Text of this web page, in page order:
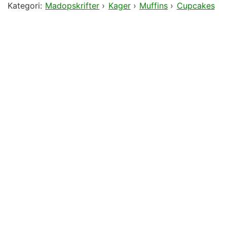
Kategori: Madopskrifter › Kager› Muffins › Cupcakes